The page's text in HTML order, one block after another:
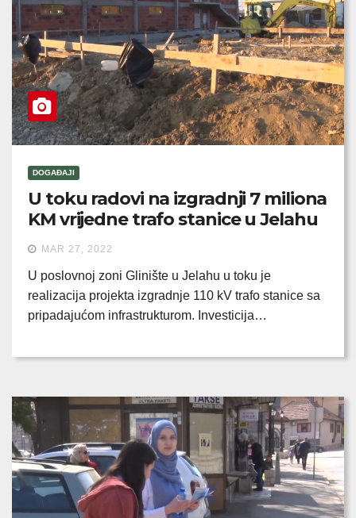
DOGAĐAJI
U toku radovi na izgradnji 7 miliona
KM vrijedne trafo stanice u Jelahu
MAR 27, 2022
U poslovnoj zoni Glinište u Jelahu u toku je
realizacija projekta izgradnje 110 kV trafo stanice sa
pripadajućom infrastrukturom. Investicija…